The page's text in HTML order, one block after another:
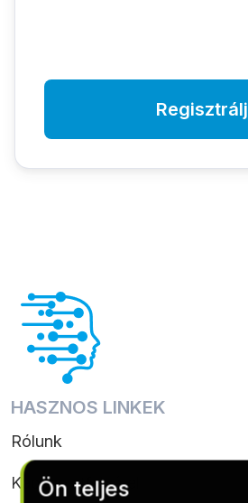
Regisztrálj
HASZNOS LINKEK
Rólunk
Kapcsolatfelvétel
Ön teljes